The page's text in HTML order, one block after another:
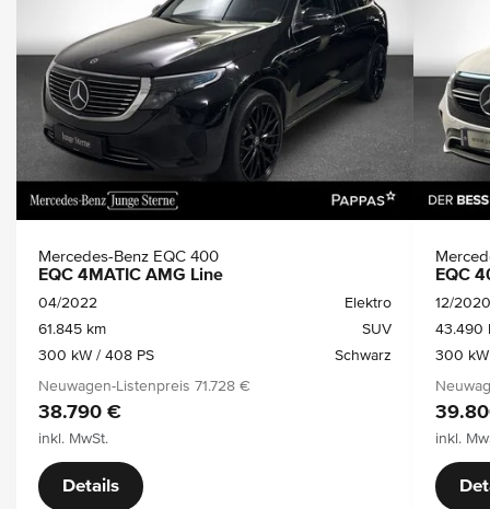
Mercedes-Benz EQC 400
EQC 4MATIC AMG Line
04/2022
Elektro
61.845 km
SUV
300 kW / 408 PS
Schwarz
Neuwagen-Listenpreis 71.728 €
38.790 €
inkl. MwSt.
Details
EQC
12/2020
43.490
300
inkl.